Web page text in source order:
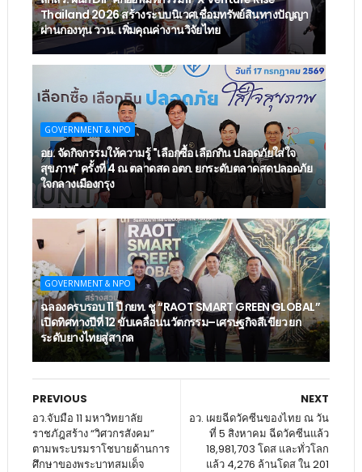
Thailand 2026 สร้างระบบนิเวศเชื่อมทรัพย์สินทางปัญญา
ผ่านกองทุน ววน. เพิ่มคุณค่างานวิจัยไทย
GOVERNMENT & NPO
อย. จัดกิจกรรมให้ความรู้ "เลือกซื้อ เลือกกิน ปลอดภัยใส่ใจ
สุขภาพ" ครั้งที่ 4 ณ ตลาดสด อตก. ยกระดับตลาดสดปลอดภัย
ใจกลางเมืองกรุง
GOVERNMENT & NPO
ฉลองครบรอบ 11 ปี กยท. ชู “RAOT SMART GREEN GLOBAL”
เปิดทิศทางปีที่ 12 ขับเคลื่อนนวัตกรรม–เศรษฐกิจสีเขียว ยก
ระดับยางไทยสู่สากล
NEXT
อว. เผยฉีดวัคซีนของไทย ณ วัน
ที่ 5 สิงหาคม ฉีดวัคซีนแล้ว
18,981,703 โดส และทั่วโลก
แล้ว 4,276 ล้านโดส ใน 201
PREVIOUS
อว.จับมือ 11 มหาวิทยาลัย
ราชภัฎสร้าง “วิศวกรสังคม”
ตามพระบรมราโชบายด้านการ
ศึกษาของพระบาทสมเด็จ